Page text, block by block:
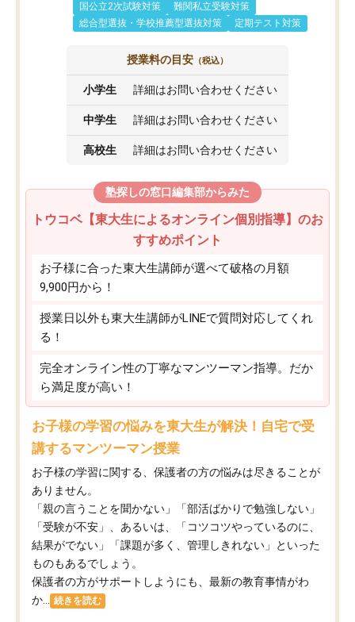
国公立2次試験対策
難関私立受験対策
総合型選抜・学校推薦型選抜対策
定期テスト対策
授業料の目安 （税込）
小学生 詳細はお問い合わせください
中学生 詳細はお問い合わせください
高校生 詳細はお問い合わせください
塾探しの窓口編集部からみた
トウコベ【東大生によるオンライン個別指導】のお
すすめポイント
お子様に合った東大生講師が選べて破格の月額
9,900円から！
授業日以外も東大生講師がLINEで質問対応してくれ
る！
完全オンライン性の丁寧なマンツーマン指導。だか
ら満足度が高い！
お子様の学習の悩みを東大生が解決！自宅で受
講するマンツーマン授業
お子様の学習に関する、保護者の方の悩みは尽きることが
ありません。
「親の言うことを聞かない」「部活ばかりで勉強しない」
「受験が不安」、あるいは、「コツコツやっているのに、
結果がでない」「課題が多く、管理しきれない」といった
ものもあるでしょう。
保護者の方がサポートしようにも、最新の教育事情がわ
か...
続きを読む